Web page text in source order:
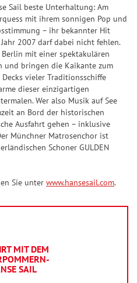
l
ü
c
k
s
-
T
i
p
p
Sail beste Unterhaltung: Am
mit ihrem sonnigen Pop und
– ihr bekannter Hit
Jahr 2007 darf dabei nicht fehlen.
mit einer spektakulären
und bringen die Kaikante zum
vieler Traditionsschiffe
dieser einzigartigen
Wer also Musik auf See
an Bord der historischen
Ausfahrt gehen – inklusive
Münchner Matrosenchor ist
Schoner GULDEN
Sie unter www.hansesail.com.
MIT DEM
SAIL